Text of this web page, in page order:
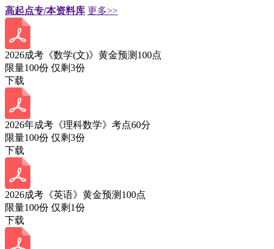
高起点专/本资料库 更多>>
2026成考《数学(文)》黄金预测100点
限量100份 仅剩3份
下载
2026年成考《理科数学》考点60分
限量100份 仅剩3份
下载
2026成考《英语》黄金预测100点
限量100份 仅剩 1份
下载